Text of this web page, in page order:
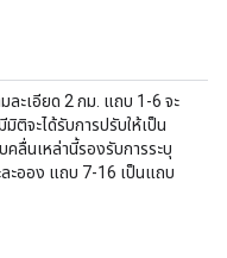
ะเอียด 2 กม. แถบ 1-6 จะ
ติจะได้รับการปรับให้เป็น
ลื่นเหล่านี้รองรับการระบุ
ะออง แถบ 7-16 เป็นแถบ